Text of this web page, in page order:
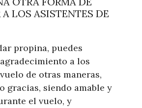
A LOS ASISTENTES DE
propina, puedes
a los
de otras maneras,
gracias, siendo amable y
el vuelo, y